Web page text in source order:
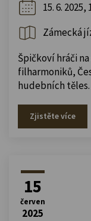
15. 6. 2025,
Zámecká
Špičkoví hráči
filharmoniků,
hudebních těles.
Zjistěte více
15
červen
2025